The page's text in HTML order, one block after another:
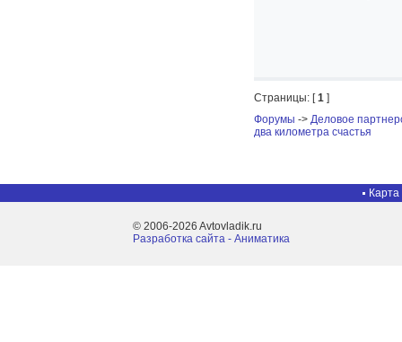
Страницы: [1 ]
Форумы -> Деловое
два километра счастья
Карта
© 2006-2026 Avtovladik.ru
Разработка сайта - Aниматика